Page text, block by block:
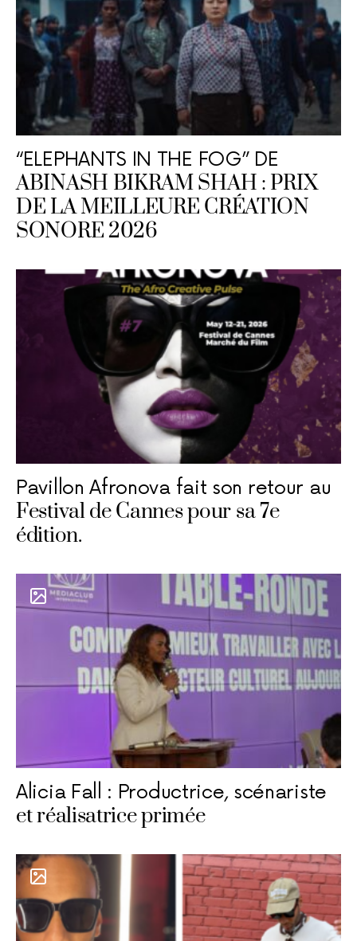
“ELEPHANTS IN THE FOG” DE
ABINASH BIKRAM SHAH : PRIX
DE LA MEILLEURE CRÉATION
SONORE 2026
Pavillon Afronova fait son retour au
Festival de Cannes pour sa 7e
édition.
Alicia Fall : Productrice, scénariste
et réalisatrice primée